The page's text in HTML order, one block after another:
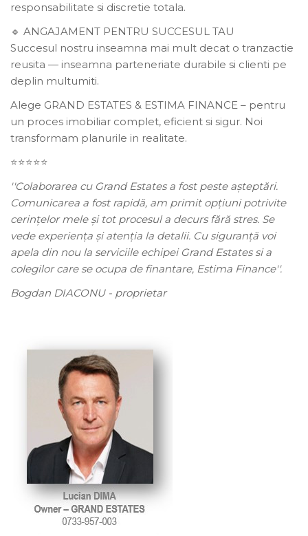
responsabilitate si discretie totala.
🔹 ANGAJAMENT PENTRU SUCCESUL TAU
Succesul nostru inseamna mai mult decat o tranzactie
reusita — inseamna parteneriate durabile si clienti pe
deplin multumiti.
Alege GRAND ESTATES & ESTIMA FINANCE – pentru
un proces imobiliar complet, eficient si sigur. Noi
transformam planurile in realitate.
⭐️⭐️⭐️⭐️⭐️
''Colaborarea cu Grand Estates a fost peste așteptări.
Comunicarea a fost rapidă, am primit opțiuni potrivite
cerințelor mele și tot procesul a decurs fără stres. Se
vede experiența și atenția la detalii. Cu siguranță voi
apela din nou la serviciile echipei Grand Estates si a
colegilor care se ocupa de finantare, Estima Finance''.
Bogdan DIACONU - proprietar